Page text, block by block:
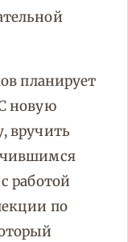
планирует
новую
вручить
работой
по